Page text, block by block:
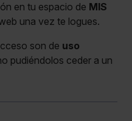
en tu espacio de MIS
una vez te logues.
son de uso
pudiéndolos ceder a un